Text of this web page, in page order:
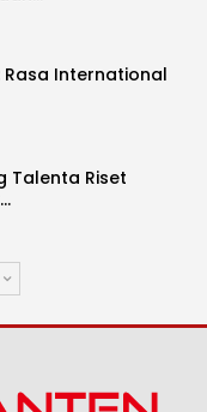
Rasa International
Talenta Riset